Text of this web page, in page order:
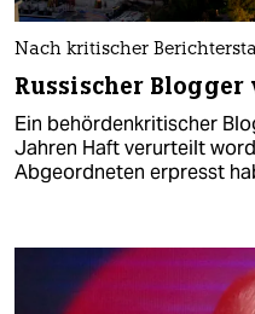
Nach kritischer
Russischer
Ein behördenkritischer
Jahren Haft verurteilt
Abgeordneten erpresst